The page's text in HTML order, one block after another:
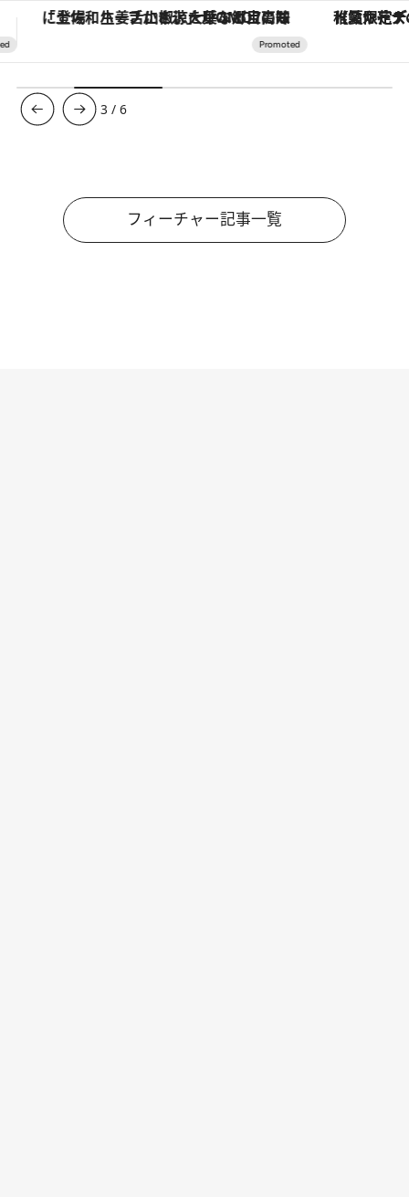
【夏限定ディナーコース】旬を迎える稚鮎や花ズッキーニなどをイタリア・トスカーナの郷土料理の手法で満喫！
3 /6
フィーチャー記事一覧